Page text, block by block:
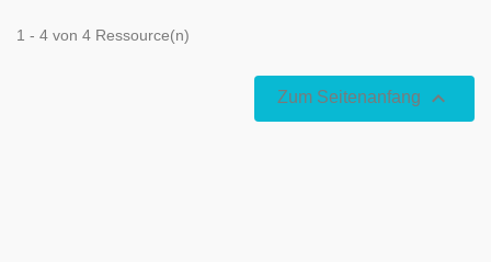
1 - 4 von 4 Ressource(n)
Zum Seitenanfang 